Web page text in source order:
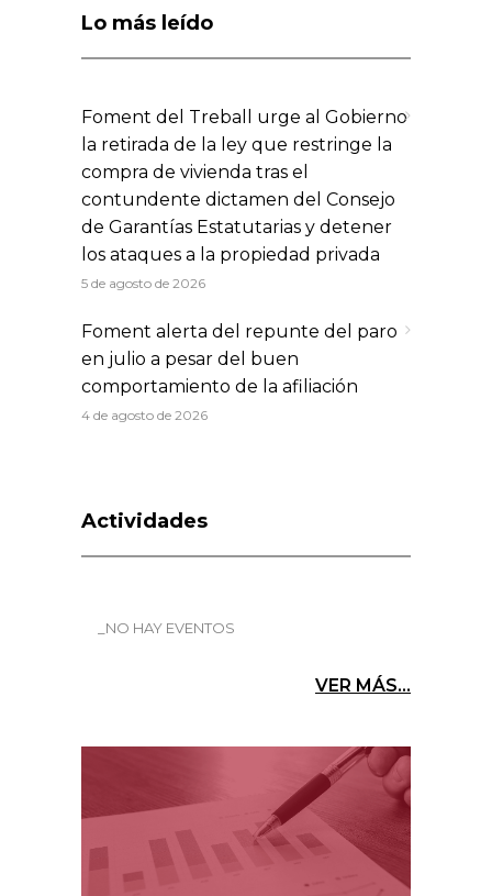
Lo más leído
Foment del Treball urge al Gobierno
la retirada de la ley que restringe la
compra de vivienda tras el
contundente dictamen del Consejo
de Garantías Estatutarias y detener
los ataques a la propiedad privada
5 de agosto de 2026
Foment alerta del repunte del paro
en julio a pesar del buen
comportamiento de la afiliación
4 de agosto de 2026
Actividades
_NO HAY EVENTOS
VER MÁS...